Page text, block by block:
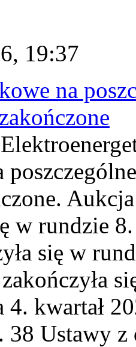
19:37
na
w rundzie
się w
4. kwartał
38 Ustawy